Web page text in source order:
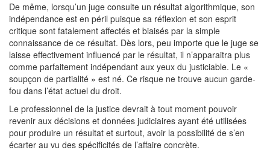
De même, lorsqu’un juge consulte un résultat algorithmique, son
indépendance est en péril puisque sa réflexion et son esprit
critique sont fatalement affectés et biaisés par la simple
connaissance de ce résultat. Dès lors, peu importe que le juge se
laisse effectivement influencé par le résultat, il n’apparaitra plus
comme parfaitement indépendant aux yeux du justiciable. Le «
soupçon de partialité » est né. Ce risque ne trouve aucun garde-
fou dans l’état actuel du droit.
Le professionnel de la justice devrait à tout moment pouvoir
revenir aux décisions et données judiciaires ayant été utilisées
pour produire un résultat et surtout, avoir la possibilité de s’en
écarter au vu des spécificités de l’affaire concrète.